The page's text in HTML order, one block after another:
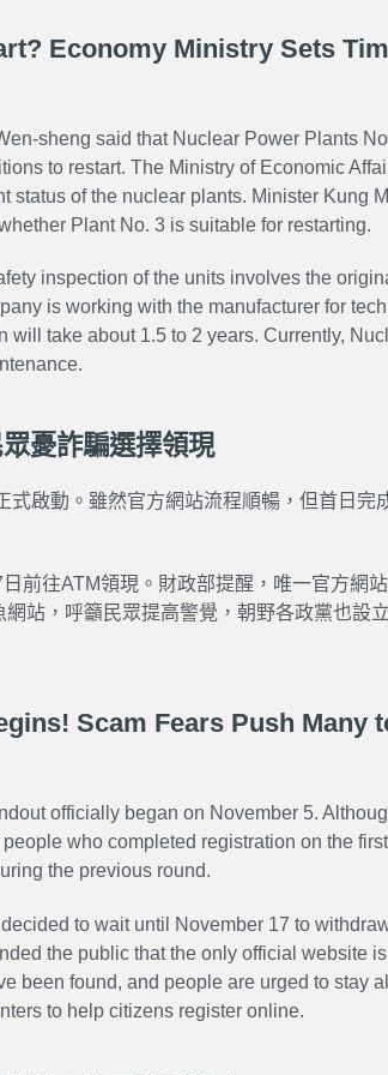
Economy Ministry Sets
sheng said that Nuclear Power Plants
to restart. The Ministry of Economic
status of the nuclear plants. Minister Kung
Plant No. 3 is suitable for restarting.
inspection of the units involves the
is working with the manufacturer for
will take about 1.5 to 2 years. Currently,
憂詐騙選擇領現
啟動。雖然官方網站流程順暢，但首日完
前往ATM領現。財政部提醒，唯一官方網
網站，呼籲民眾提高警覺，朝野各政黨也設
Scam Fears Push Many
officially began on November 5.
who completed registration on the
the previous round.
to wait until November 17 to
the public that the only official website is
been found, and people are urged to stay
to help citizens register online.